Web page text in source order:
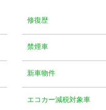
修復歴
禁煙⾞
新車物件
エコカー減税対象車